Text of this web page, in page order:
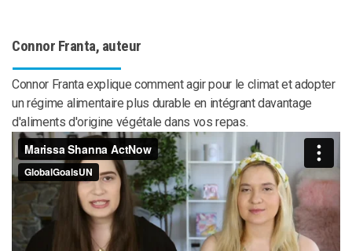
Connor Franta, auteur
Connor Franta explique comment agir pour le climat et adopter
un régime alimentaire plus durable en intégrant davantage
d'aliments d'origine végétale dans vos repas.